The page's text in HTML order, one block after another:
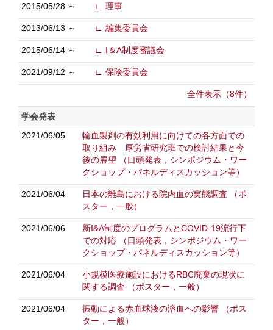
2015/05/28 ～ ∟ 理事
2013/06/13 ～ ∟ 編集委員会
2015/06/14 ～ ∟ I＆A制度審議会
2021/09/12 ～ ∟ 保険委員会
全件表示（8件）
学会発表
2021/06/05
輸血製剤の有効利用に向けての各方面での
取り組み 厚労省研究班での検討結果と今
後の展望
（口頭発表，シンポジウム・ワー
クショップ・パネルディスカッション等）
2021/06/04 日本の離島における院内血の実態調査
（ポ
スター，一般）
2021/06/06
新I&A制度のプログラムとCOVID-19流行下
での対応
（口頭発表，シンポジウム・ワー
クショップ・パネルディスカッション等）
2021/06/04
小規模医療施設におけるRBC廃棄の現状に
関する調査
（ポスター，一般）
2021/06/04 振動による赤血球液の溶血への影響
（ポス
ター，一般）